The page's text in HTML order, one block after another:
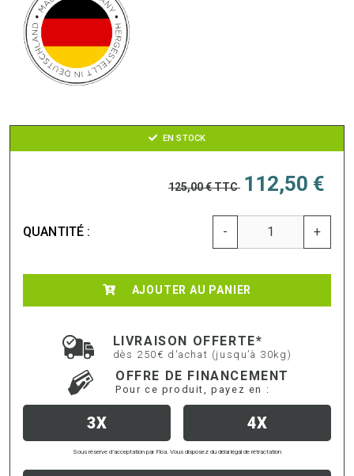
EN STOCK
125,00 €TTC 112,50 €
QUANTITÉ : - +
AJOUTER AU PANIER
LIVRAISON OFFERTE*
dès 250€ d'achat (jusqu’à 30kg)
OFFRE DE FINANCEMENT
Pour ce produit, payez en :
3X 4X
Sous réserve d’acceptation par Floa. Vous disposez du délai légal de rétractation